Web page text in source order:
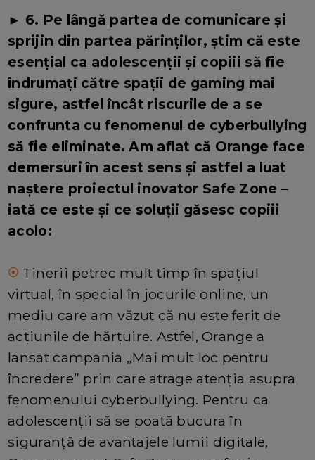
► 6. Pe lângă partea de comunicare și
sprijin din partea părinților, știm că este
esențial ca adolescenții și copiii să fie
îndrumați către spații de gaming mai
sigure, astfel încât riscurile de a se
confrunta cu fenomenul de cyberbullying
să fie eliminate. Am aflat că Orange face
demersuri în acest sens și astfel a luat
naștere proiectul inovator Safe Zone –
iată ce este și ce soluții găsesc copiii
acolo:
⦿ Tinerii petrec mult timp în spațiul
virtual, în special în jocurile online, un
mediu care am văzut că nu este ferit de
acțiunile de hărțuire. Astfel, Orange a
lansat campania „Mai mult loc pentru
încredere” prin care atrage atenția asupra
fenomenului cyberbullying. Pentru ca
adolescenții să se poată bucura în
siguranță de avantajele lumii digitale,